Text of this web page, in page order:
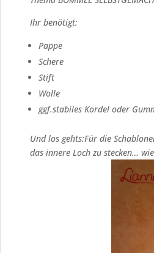
Ihr benötigt:
Pappe
Schere
Stift
Wolle
ggf.stabiles Kordel oder
Und los gehts:Für die
das innere Loch zu stecken…